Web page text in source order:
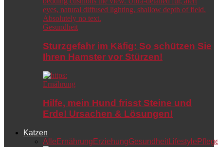
Gesundheit
Sturzgefahr im Käfig: So schützen Sie
Ihren Hamster vor Stürzen!
Ernährung
Hilfe, mein Hund frisst Steine und
Erde! Ursachen & Lösungen!
Katzen
Alle Ernährung ErziehungGesundheitLifestyle